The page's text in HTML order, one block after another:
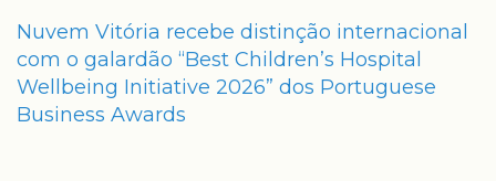
Nuvem Vitória recebe distinção internacional
com o galardão “Best Children’s Hospital
Wellbeing Initiative 2026” dos Portuguese
Business Awards